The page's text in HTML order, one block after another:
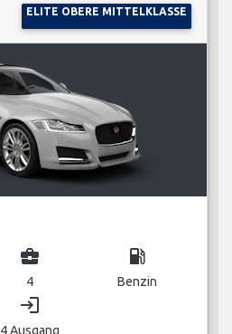
ELITE OBERE MITTELKLASSE
business_center
4
local_gas_station
Benzin
login
4 Ausgang